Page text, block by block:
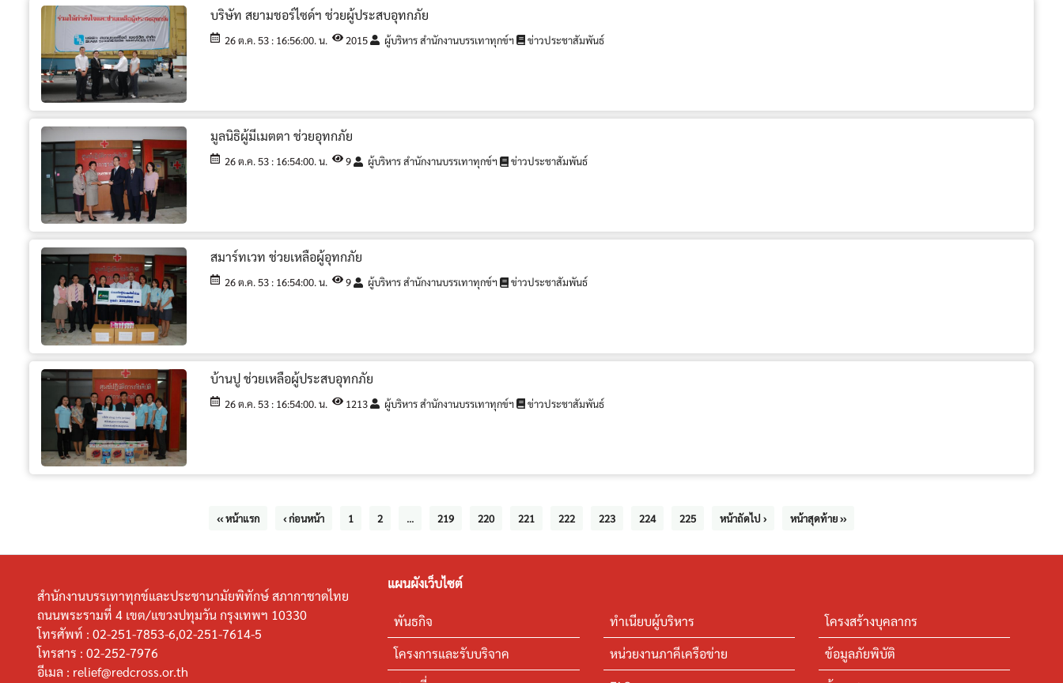
บริษัท สยามชอร์ไซด์ฯ ช่วยผู้ประสบอุทกภัย
26 ต.ค. 53 : 16:56:00. น. 2015 ผู้บริหาร สำนักงานบรรเทาทุกข์ฯ ข่าวประชาสัมพันธ์
มูลนิธิผู้มีเมตตา ช่วยอุทกภัย
26 ต.ค. 53 : 16:54:00. น. 9 ผู้บริหาร สำนักงานบรรเทาทุกข์ฯ ข่าวประชาสัมพันธ์
สมาร์ทเวท ช่วยเหลือผู้อุทกภัย
26 ต.ค. 53 : 16:54:00. น. 9 ผู้บริหาร สำนักงานบรรเทาทุกข์ฯ ข่าวประชาสัมพันธ์
บ้านปู ช่วยเหลือผู้ประสบอุทกภัย
26 ต.ค. 53 : 16:54:00. น. 1213 ผู้บริหาร สำนักงานบรรเทาทุกข์ฯ ข่าวประชาสัมพันธ์
‹‹ หน้าแรก ‹ ก่อนหน้า 1 2 ... 219 220 221 222 223 224 225 หน้าถัดไป › หน้าสุดท้าย ››
สำนักงานบรรเทาทุกข์และประชานามัยพิทักษ์ สภากาชาดไทย
ถนนพระรามที่ 4 เขต/แขวงปทุมวัน กรุงเทพฯ 10330
โทรศัพท์ : 02-251-7853-6,02-251-7614-5
โทรสาร : 02-252-7976
อีเมล : relief@redcross.or.th
แผนผังเว็บไซต์
พันธกิจ ทำเนียบผู้บริหาร
โครงสร้างบุคลากร
โครงการและรับบริจาค
หน่วยงานภาคีเครือข่าย
ข้อมูลภัยพิบัติ